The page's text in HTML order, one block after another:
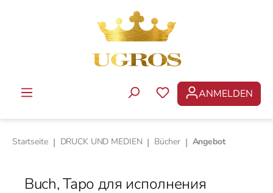
DU HAST 0
ANMELDEN
Startseite | DRUCK UND MEDIEN | Bücher | Angebot
Buch, Таро для исполнения